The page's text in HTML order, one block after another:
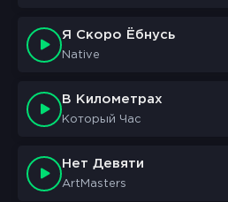
Я Скоро Ёбнусь
Native
В Километрах
Который Час
Нет Девяти
ArtMasters